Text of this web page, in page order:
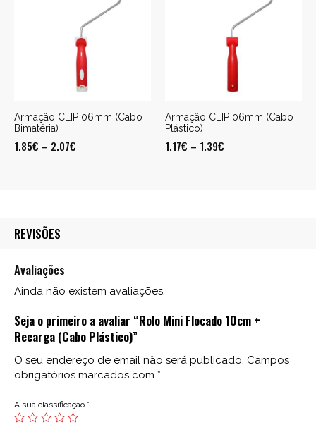
Armação CLIP 06mm (Cabo
Bimatéria)
1.85€ – 2.07€
Armação CLIP 06mm (Cabo
Plástico)
1.17€ – 1.39€
REVISÕES
Avaliações
Ainda não existem avaliações.
Seja o primeiro a avaliar “Rolo Mini Flocado 10cm +
Recarga (Cabo Plástico)”
O seu endereço de email não será publicado. Campos
obrigatórios marcados com *
A sua classificação *